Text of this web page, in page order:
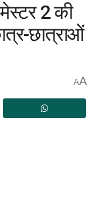
2 की
छात्राओं
AA